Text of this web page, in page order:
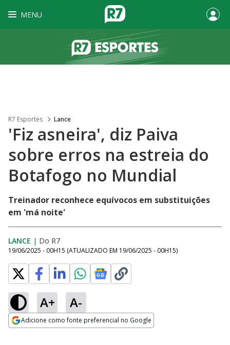
MENU
R7 Esportes Lance
'Fiz asneira', diz Paiva
sobre erros na estreia do
Botafogo no Mundial
Treinador reconhece equívocos em substituições
em 'má noite'
LANCE | Do R7
19/06/2025 - 00H15 (ATUALIZADO EM 19/06/2025 - 00H15)
A+ A-
Adicione como fonte preferencial no Google